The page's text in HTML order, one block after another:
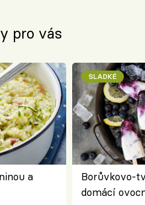
pro vás
a
SLADKÉ
Borůvkovo-
domácí